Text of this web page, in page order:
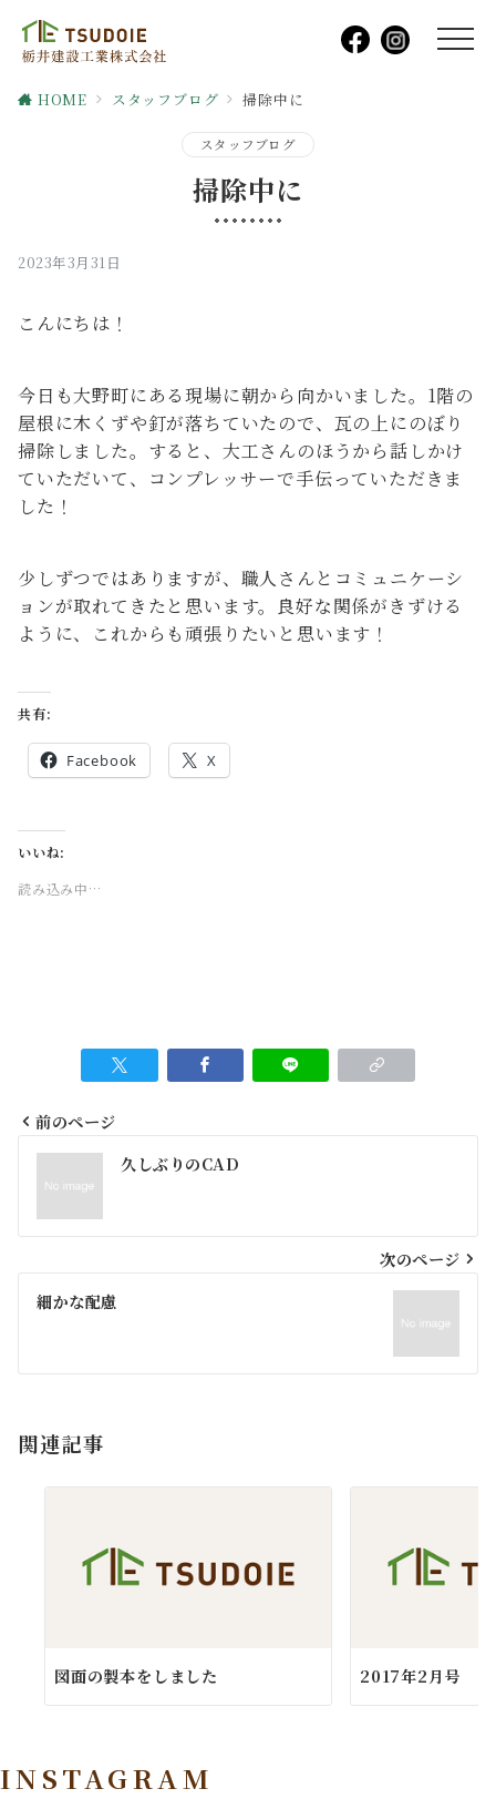
HOME スタッフブログ 掃除中に
スタッフブログ
掃除中に
2023年3月31日
こんにちは！
今日も大野町にある現場に朝から向かいました。1階の
屋根に木くずや釘が落ちていたので、瓦の上にのぼり
掃除しました。すると、大工さんのほうから話しかけ
ていただいて、コンプレッサーで手伝っていただきま
した！
少しずつではありますが、職人さんとコミュニケーシ
ョンが取れてきたと思います。良好な関係がきずける
ように、これからも頑張りたいと思います！
共有:
Facebook X
いいね:
読み込み中…
投
ナ
ビ
ゲ
シ
ン
前のページ
久しぶりのCAD
次のページ
細かな配慮
関連記事
図面の製本をしました 2017年2月号
INSTAGRAM